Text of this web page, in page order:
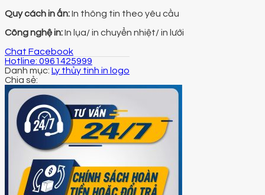
Quy cách in ấn:In thông tin theo yêu cầu
Công nghệ in:In lụa/ in chuyển nhiệt/ in lưới
Chat Facebook
Hotline: 0961425999
Danh mục: Ly thủy tinh in logo